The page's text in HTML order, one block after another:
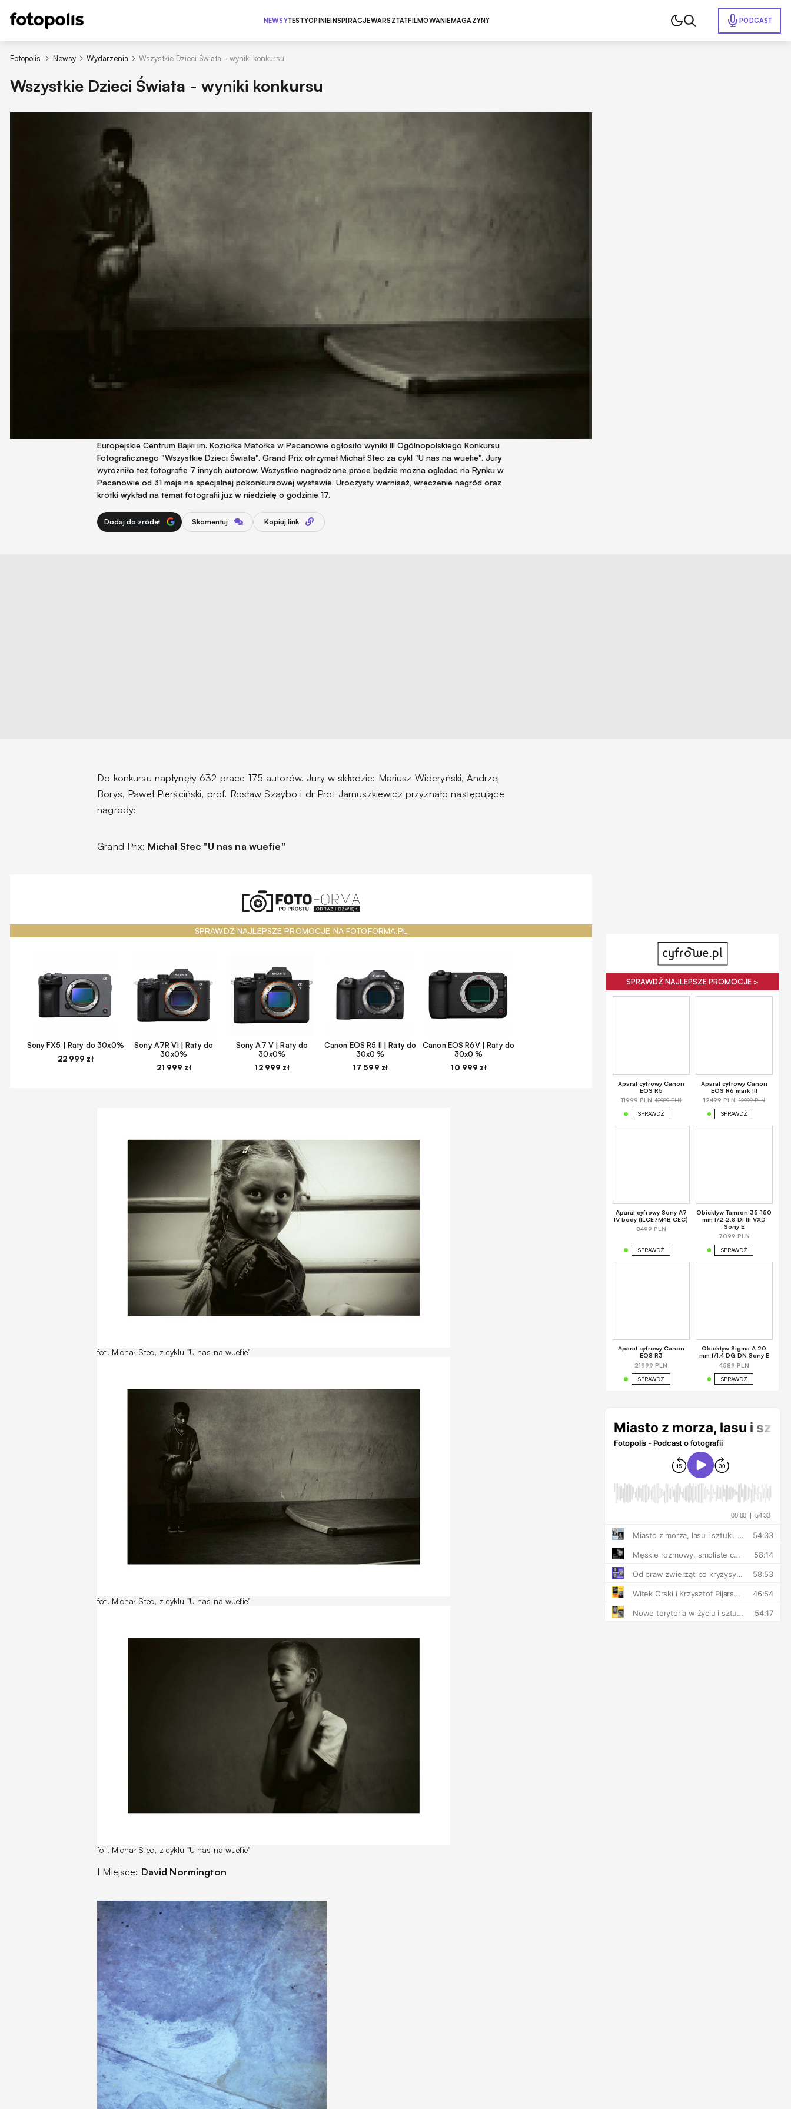
NEWSYTESTYOPINIEINSPIRACJEWARSZTATFILMOWANIEMAGAZYNY PODCAST
Fotopolis Newsy Wydarzenia Wszystkie Dzieci Świata - wyniki konkursu
Wszystkie Dzieci Świata - wyniki konkursu
Europejskie Centrum Bajki im. Koziołka Matołka w Pacanowie ogłosiło wyniki III Ogólnopolskiego Konkursu
Fotograficznego "Wszystkie Dzieci Świata". Grand Prix otrzymał Michał Stec za cykl "U nas na wuefie". Jury
wyróżniło też fotografie 7 innych autorów. Wszystkie nagrodzone prace będzie można oglądać na Rynku w
Pacanowie od 31 maja na specjalnej pokonkursowej wystawie. Uroczysty wernisaż, wręczenie nagród oraz
krótki wykład na temat fotografii już w niedzielę o godzinie 17.
Dodaj do źródeł Skomentuj Kopiuj link
Do konkursu napłynęły 632 prace 175 autorów. Jury w składzie: Mariusz Wideryński, Andrzej
Borys, Paweł Pierściński, prof. Rosław Szaybo i dr Prot Jarnuszkiewicz przyznało następujące
nagrody:
Grand Prix: Michał Stec "U nas na wuefie"
SPRAWDŹ NAJLEPSZE PROMOCJE NA FOTOFORMA.PL
Sony FX5 | Raty do 30x0%
22 999 zł
Sony A7R VI | Raty do
30x0%
21 999 zł
Sony A7 V | Raty do
30x0%
12 999 zł
Canon EOS R5 II | Raty do
30x0 %
17 599 zł
Canon EOS R6V | Raty do
30x0 %
10 999 zł
fot. Michał Stec, z cyklu "U nas na wuefie"
fot. Michał Stec, z cyklu "U nas na wuefie"
fot. Michał Stec, z cyklu "U nas na wuefie"
I Miejsce: David Normington
SPRAWDŹ NAJLEPSZE PROMOCJE >
Aparat cyfrowy Canon
EOS R5
11999 PLN 12989 PLN
SPRAWDŹ
Aparat cyfrowy Canon
EOS R6 mark III
12499 PLN 12999 PLN
SPRAWDŹ
Aparat cyfrowy Sony A7
IV body (ILCE7M4B.CEC)
8499 PLN
SPRAWDŹ
Obiektyw Tamron 35-150
mm f/2-2.8 DI III VXD
Sony E
7099 PLN
SPRAWDŹ
Aparat cyfrowy Canon
EOS R3
21999 PLN
SPRAWDŹ
Obiektyw Sigma A 20
mm f/1.4 DG DN Sony E
4589 PLN
SPRAWDŹ